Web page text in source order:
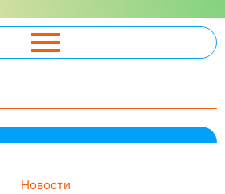
Новости